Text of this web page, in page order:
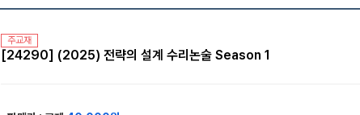
주교재
[24290] (2025) 전략의 설계 수리논술 Season 1